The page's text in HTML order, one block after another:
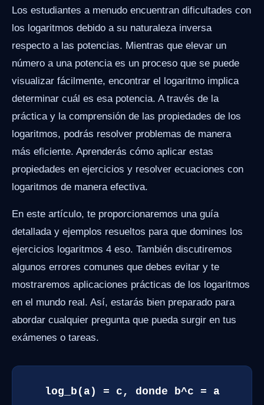
Los estudiantes a menudo encuentran dificultades con
los logaritmos debido a su naturaleza inversa
respecto a las potencias. Mientras que elevar un
número a una potencia es un proceso que se puede
visualizar fácilmente, encontrar el logaritmo implica
determinar cuál es esa potencia. A través de la
práctica y la comprensión de las propiedades de los
logaritmos, podrás resolver problemas de manera
más eficiente. Aprenderás cómo aplicar estas
propiedades en ejercicios y resolver ecuaciones con
logaritmos de manera efectiva.
En este artículo, te proporcionaremos una guía
detallada y ejemplos resueltos para que domines los
ejercicios logaritmos 4 eso. También discutiremos
algunos errores comunes que debes evitar y te
mostraremos aplicaciones prácticas de los logaritmos
en el mundo real. Así, estarás bien preparado para
abordar cualquier pregunta que pueda surgir en tus
exámenes o tareas.
log_b(a) = c, donde b^c = a